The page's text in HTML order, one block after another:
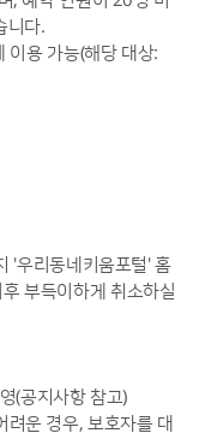
니다.
이용 가능(해당 대상:
'우리동네키움포털' 홈
부득이하게 취소하실
(공지사항 참고)
려운 경우, 보호자를 대